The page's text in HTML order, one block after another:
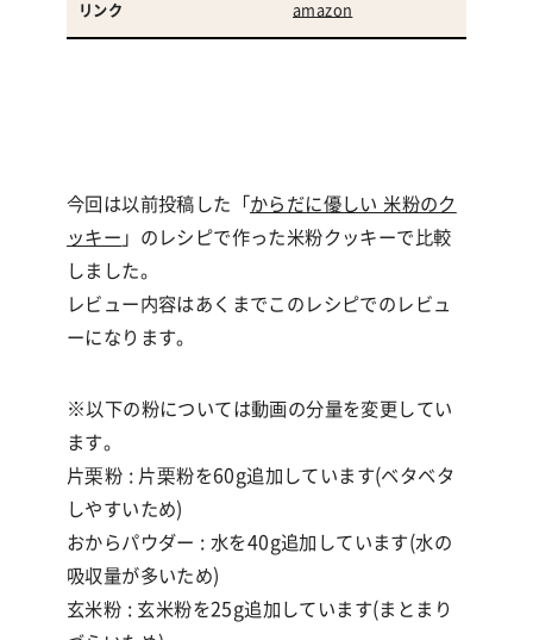
amazon
今回は以前投稿した「 からだに優しい 米粉のク
ッキー 」のレシピで作った米粉クッキーで比較
しました。
レビュー内容はあくまでこのレシピでのレビュ
ーになります。
※以下の粉については動画の分量を変更してい
ます。
片栗粉 : 片栗粉を60g追加しています(ベタベタ
しやすいため)
おからパウダー : 水を40g追加しています(水の
吸収量が多いため)
玄米粉 : 玄米粉を25g追加しています(まとまり